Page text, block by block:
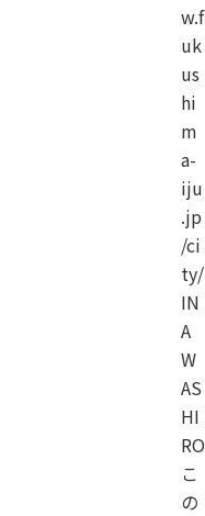
w.f
uk
us
hi
m
a-
iju
.jp
/ci
ty/
IN
A
W
AS
HI
RO
こ
の